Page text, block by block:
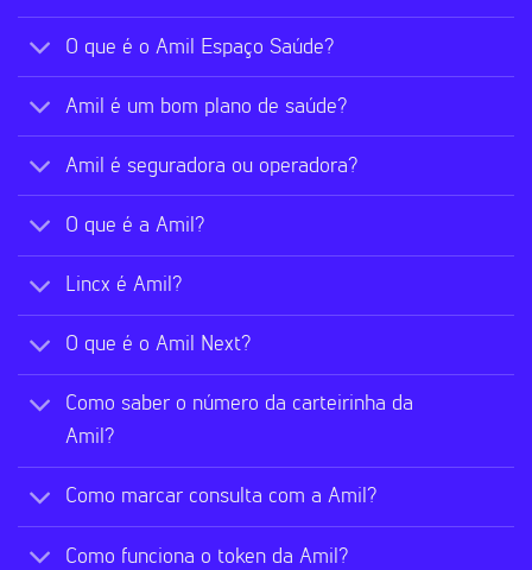
O que é o Amil Espaço Saúde?
Amil é um bom plano de saúde?
Amil é seguradora ou operadora?
O que é a Amil?
Lincx é Amil?
O que é o Amil Next?
Como saber o número da carteirinha da
Amil?
Como marcar consulta com a Amil?
Como funciona o token da Amil?